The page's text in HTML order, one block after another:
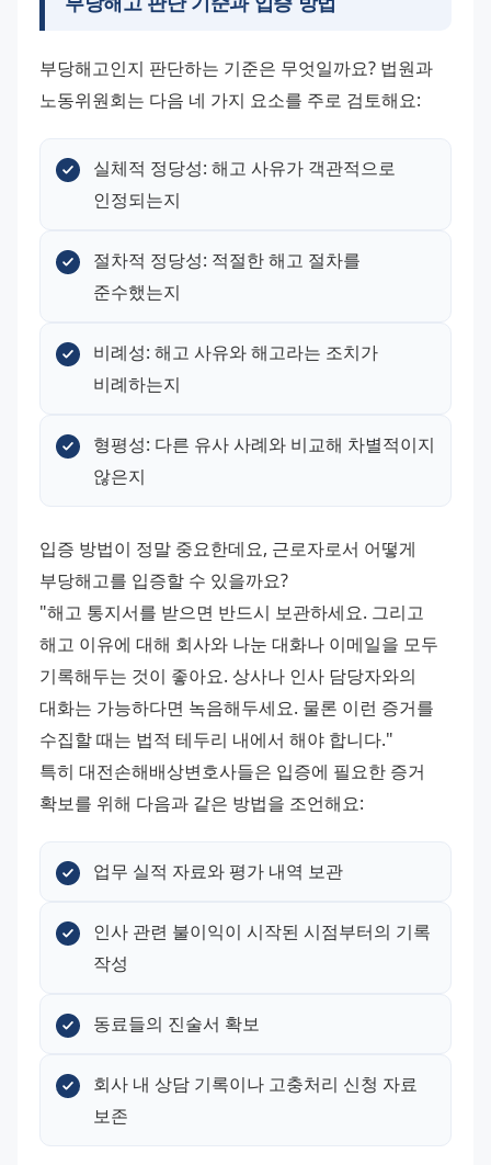
부당해고인지 판단하는 기준은 무엇일까요? 법원과
노동위원회는 다음 네 가지 요소를 주로 검토해요:
실체적 정당성: 해고 사유가 객관적으로
인정되는지
절차적 정당성: 적절한 해고 절차를
준수했는지
비례성: 해고 사유와 해고라는 조치가
비례하는지
형평성: 다른 유사 사례와 비교해 차별적이지
않은지
입증 방법이 정말 중요한데요, 근로자로서 어떻게
부당해고를 입증할 수 있을까요?
"해고 통지서를 받으면 반드시 보관하세요. 그리고
해고 이유에 대해 회사와 나눈 대화나 이메일을 모두
기록해두는 것이 좋아요. 상사나 인사 담당자와의
대화는 가능하다면 녹음해두세요. 물론 이런 증거를
수집할 때는 법적 테두리 내에서 해야 합니다."
특히 대전손해배상변호사들은 입증에 필요한 증거
확보를 위해 다음과 같은 방법을 조언해요:
업무 실적 자료와 평가 내역 보관
인사 관련 불이익이 시작된 시점부터의 기록
작성
동료들의 진술서 확보
회사 내 상담 기록이나 고충처리 신청 자료
보존